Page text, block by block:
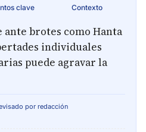
clave Contexto
brotes como Hanta
individuales
puede agravar la
por redacción